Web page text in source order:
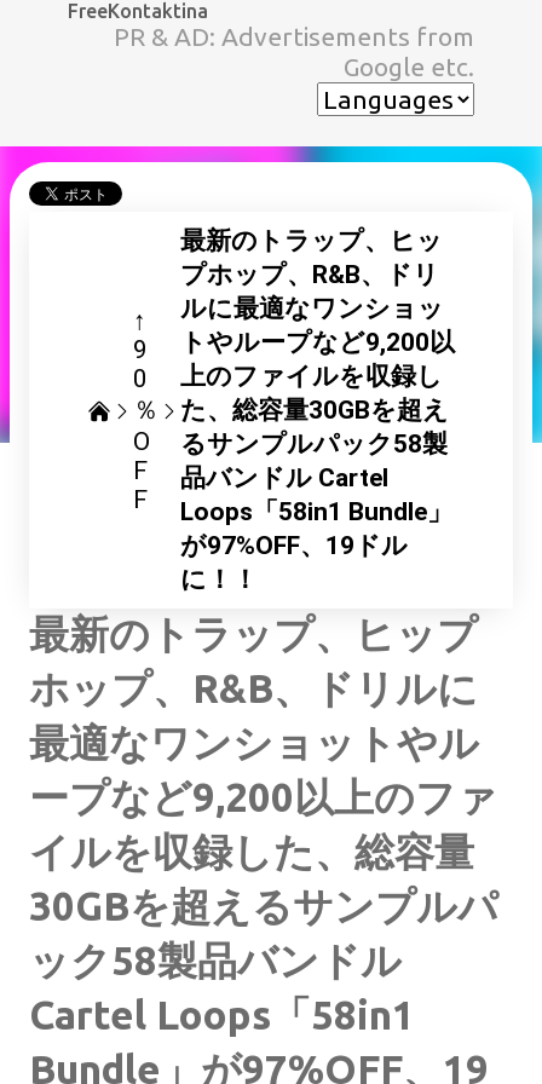
スキップしてメイン コンテンツに移動
FreeKontaktina
PR & AD: Advertisements from
Google etc.
↑
9
0
％
O
F
F
最新のトラップ、ヒッ
プホップ、R&B、ドリ
ルに最適なワンショッ
トやループなど9,200以
上のファイルを収録し
た、総容量30GBを超え
るサンプルパック58製
品バンドル Cartel
Loops「58in1 Bundle」
が97%OFF、19ドル
に！！
最新のトラップ、ヒップ
ホップ、R&B、ドリルに
最適なワンショットやル
ープなど9,200以上のファ
イルを収録した、総容量
30GBを超えるサンプルパ
ック58製品バンドル
Cartel Loops「58in1
Bundle」が97%OFF、19